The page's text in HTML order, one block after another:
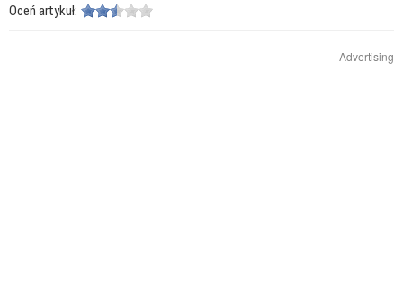
Oceń artykuł:
Advertising